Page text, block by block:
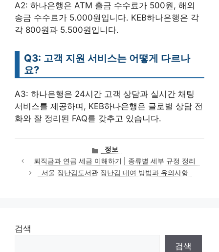
A2: 하나은행은 ATM 출금 수수료가 500원, 해외
송금 수수료가 5.000원입니다. KEB하나은행은 각
각 800원과 5.500원입니다.
Q3: 고객 지원 서비스는 어떻게 다르나
요?
A3: 하나은행은 24시간 고객 상담과 실시간 채팅
서비스를 제공하며, KEB하나은행은 글로벌 상담 전
화와 잘 정리된 FAQ를 갖추고 있습니다.
카
테
고
리
정보
퇴직금과 연금 세금 이해하기 | 종류별 세부 규정 정리
서울 장난감도서관 장난감 대여 방법과 유의사항
검색
검색